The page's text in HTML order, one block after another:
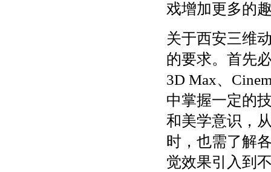
戏增加更多的
关于西安三维
的要求。首先
3D Max、
中掌握一定的
和美学意识，
时，也需了解
觉效果引入到